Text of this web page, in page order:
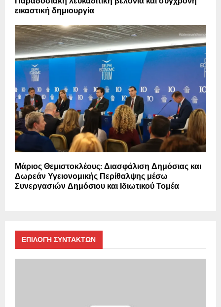
εικαστική δημιουργία
Μάριος Θεμιστοκλέους: Διασφάλιση Δημόσιας και
Δωρεάν Υγειονομικής Περίθαλψης μέσω
Συνεργασιών Δημόσιου και Ιδιωτικού Τομέα
ΕΠΙΛΟΓΗ ΣΥΝΤΑΚΤΩΝ